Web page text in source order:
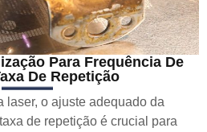
Para Frequência De
De Repetição
laser, o ajuste adequado da
de repetição é crucial para